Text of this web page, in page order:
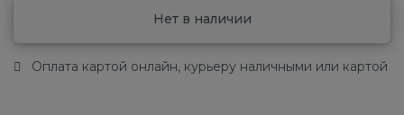
Нет в наличии
Оплата картой онлайн, курьеру наличными или картой